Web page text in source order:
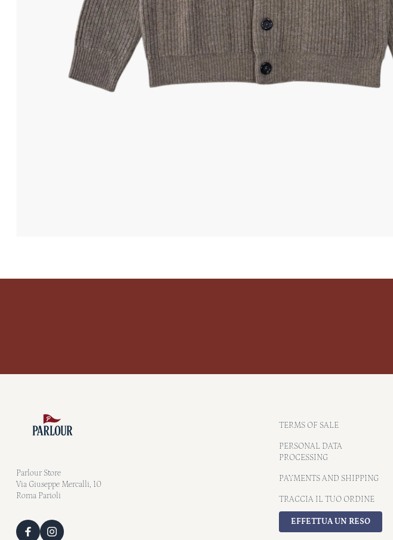
Parlour Store
Via Giuseppe Mercalli, 10
Roma Parioli
TERMS OF SALE
PERSONAL DATA
PROCESSING
PAYMENTS AND SHIPPING
TRACCIA IL TUO ORDINE
EFFETTUA UN RESO